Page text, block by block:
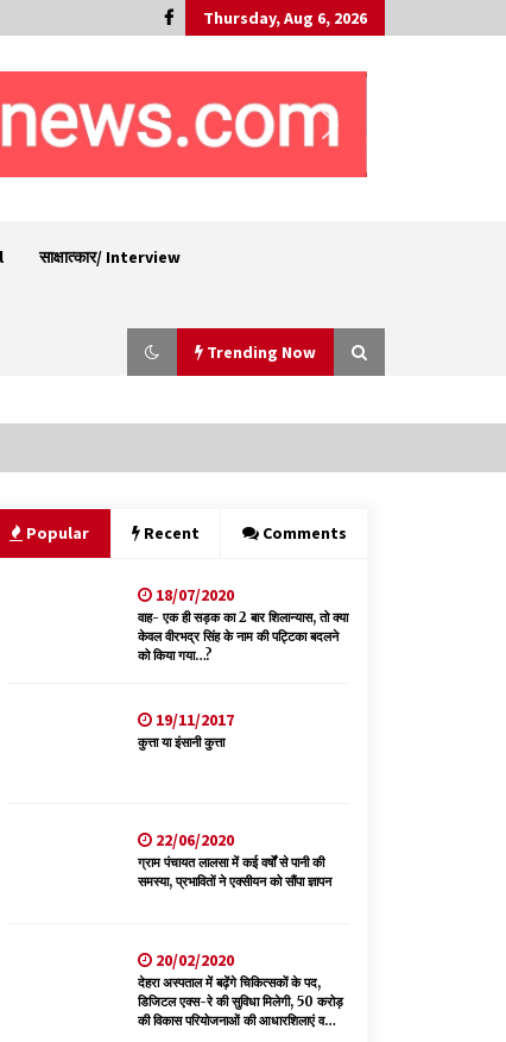
Thursday, Aug 6, 2026
साक्षात्कार/ Interview
Trending Now
05/08/2026
वन विभाग एवं रेड क्रॉस सोसायटी के संयुक्त तत्वावधान में
शूराला में वृक्षारोपण अभियान आयोजित
05/08/2026
ठेकेदार का बिल पास करने के लिए मांगी थी घूस
05/08/2026
की छूट आवेदन की अंतिम तिथि अब 21 अगस्त
04/08/2026
Popular Recent Comments
18/07/2020
वाह- एक ही सड़क का 2 बार शिलान्यास, तो क्या
केवल वीरभद्र सिंह के नाम की पट्टिका बदलने
को किया गया…?
19/11/2017
कुत्ता या इंसानी कुत्ता
22/06/2020
ग्राम पंचायत लालसा में कई वर्षों से पानी की
समस्या, प्रभावितों ने एक्सीयन को सौंपा ज्ञापन
20/02/2020
देहरा अस्पताल में बढ़ेंगे चिकित्सकों के पद,
डिजिटल एक्स-रे की सुविधा मिलेगी, 50 करोड़
की विकास परियोजनाओं की आधारशिलाएं व